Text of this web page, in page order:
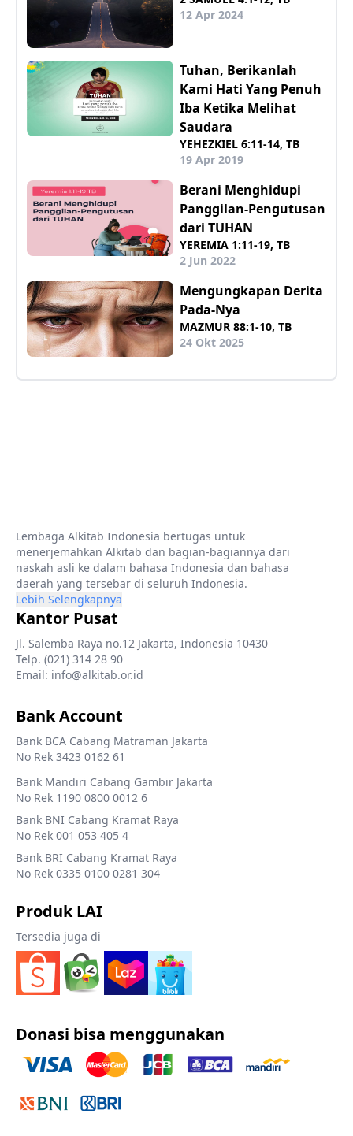
12 Apr 2024
Tuhan, Berikanlah
Kami Hati Yang Penuh
Iba Ketika Melihat
Saudara
YEHEZKIEL 6:11-14, TB
19 Apr 2019
Berani Menghidupi
Panggilan-Pengutusan
dari TUHAN
YEREMIA 1:11-19, TB
2 Jun 2022
Mengungkapan Derita
Pada-Nya
MAZMUR 88:1-10, TB
24 Okt 2025
Lembaga Alkitab Indonesia bertugas untuk
menerjemahkan Alkitab dan bagian-bagiannya dari
naskah asli ke dalam bahasa Indonesia dan bahasa
daerah yang tersebar di seluruh Indonesia.
Lebih Selengkapnya
Kantor Pusat
Jl. Salemba Raya no.12 Jakarta, Indonesia 10430
Telp. (021) 314 28 90
Email: info@alkitab.or.id
Bank Account
Bank BCA Cabang Matraman Jakarta
No Rek 3423 0162 61
Bank Mandiri Cabang Gambir Jakarta
No Rek 1190 0800 0012 6
Bank BNI Cabang Kramat Raya
No Rek 001 053 405 4
Bank BRI Cabang Kramat Raya
No Rek 0335 0100 0281 304
Produk LAI
Tersedia juga di
Donasi bisa menggunakan